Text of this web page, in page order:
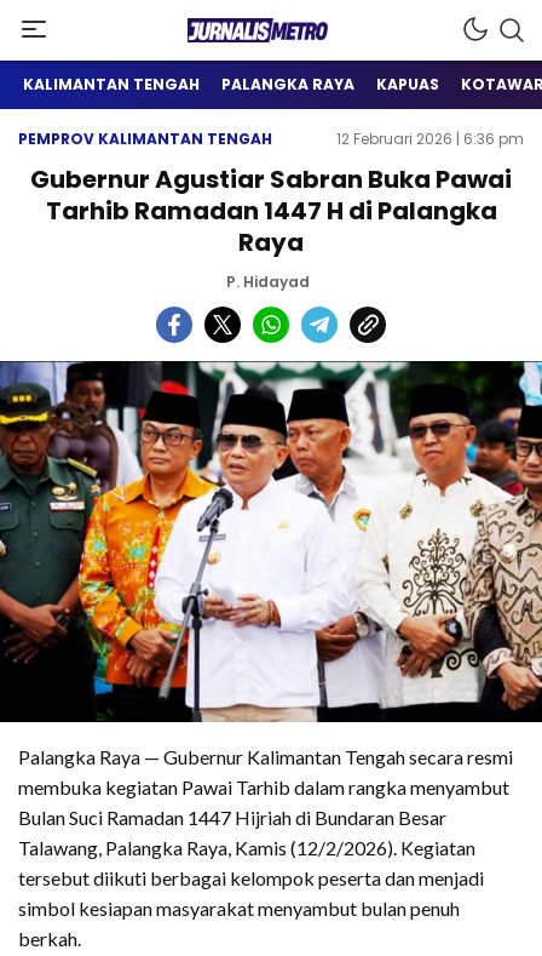
Jurnalis Metro
Satu Wadah Informasi
KALIMANTAN TENGAH PALANGKA RAYA KAPUAS
PEMPROV KALIMANTAN TENGAH 12 Februari 2026 | 6:36 pm
Gubernur Agustiar Sabran Buka Pawai
Tarhib Ramadan 1447 H di Palangka
Raya
P. Hidayad
Palangka Raya — Gubernur Kalimantan Tengah secara resmi
membuka kegiatan Pawai Tarhib dalam rangka menyambut
Bulan Suci Ramadan 1447 Hijriah di Bundaran Besar
Talawang, Palangka Raya, Kamis (12/2/2026). Kegiatan
tersebut diikuti berbagai kelompok peserta dan menjadi
simbol kesiapan masyarakat menyambut bulan penuh
berkah.